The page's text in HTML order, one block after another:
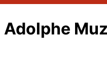
Adolphe